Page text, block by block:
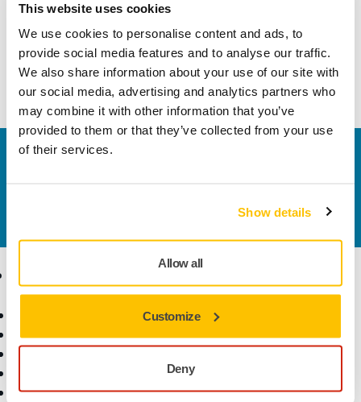
This website uses cookies
We use cookies to personalise content and ads, to
provide social media features and to analyse our traffic.
We also share information about your use of our site with
our social media, advertising and analytics partners who
may combine it with other information that you’ve
provided to them or that they’ve collected from your use
of their services.
Show details
Allow all
Customize
Deny
Detalii tehnice
Punct montat cu diamant pentru lustruirea interioară a
carburilor, de exemplu
Contactaţi-ne
Șlefuire fără praf
Abrazivi și compuși
Superabrazivi
Industrii
Aplicații